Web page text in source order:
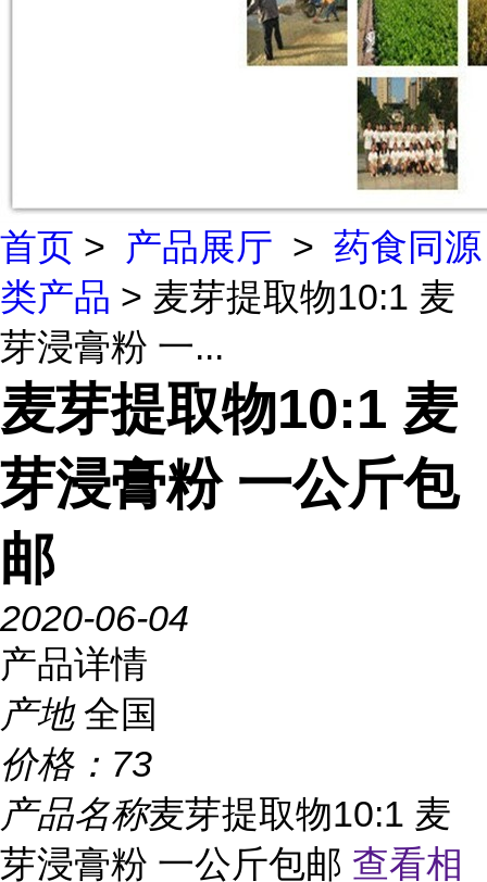
首页 > 产品展厅 > 药食同源
类产品 > 麦芽提取物10:1 麦
芽浸膏粉 一...
麦芽提取物10:1 麦
芽浸膏粉 一公斤包
邮
2020-06-04
产品详情
产地 全国
价格： 73
产品名称麦芽提取物10:1 麦
芽浸膏粉 一公斤包邮 查看相